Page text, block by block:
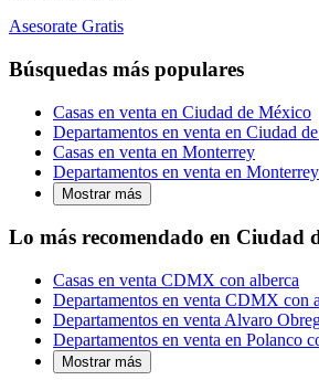
Asesorate Gratis
Búsquedas más populares
Casas en venta en Ciudad de México
Departamentos en venta en Ciudad
Casas en venta en Monterrey
Departamentos en venta en Monterrey
Mostrar más
Lo más recomendado en Ciudad
Casas en venta CDMX con alberca
Departamentos en venta CDMX con
Departamentos en venta Alvaro
Departamentos en venta en Polanco
Mostrar más